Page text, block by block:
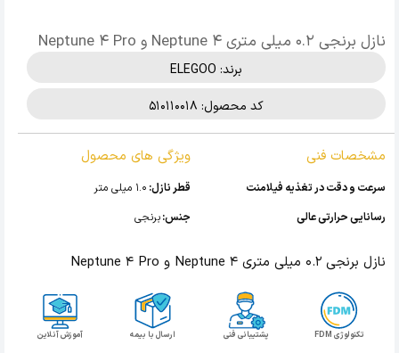
نازل برنجی 0.2 میلی متری Neptune 4 و Neptune 4 Pro
برند: ELEGOO
کد محصول: 510110018
مشخصات فنی
سرعت و دقت در تغذیه فیلامنت
رسانایی حرارتی عالی
ویژگی های محصول
قطر نازل: 1.0 میلی متر
جنس:برنجی
نازل برنجی 0.2 میلی متری Neptune 4 و Neptune 4 Pro
آموزش آنلاین ارسال با بیمه پشتیبانی فنی تکنولوژی FDM